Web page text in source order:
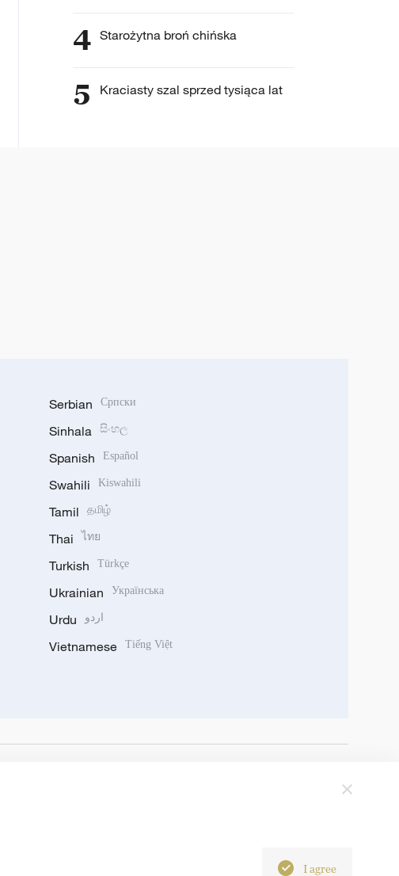
4 Starożytna broń chińska
5 Kraciasty szal sprzed tysiąca lat
Serbian Српски
Sinhala සිංහල
Spanish Español
Swahili Kiswahili
Tamil தமிழ்
Thai ไทย
Turkish Türkçe
Ukrainian Українська
Urdu اردو
Vietnamese Tiếng Việt
I agree